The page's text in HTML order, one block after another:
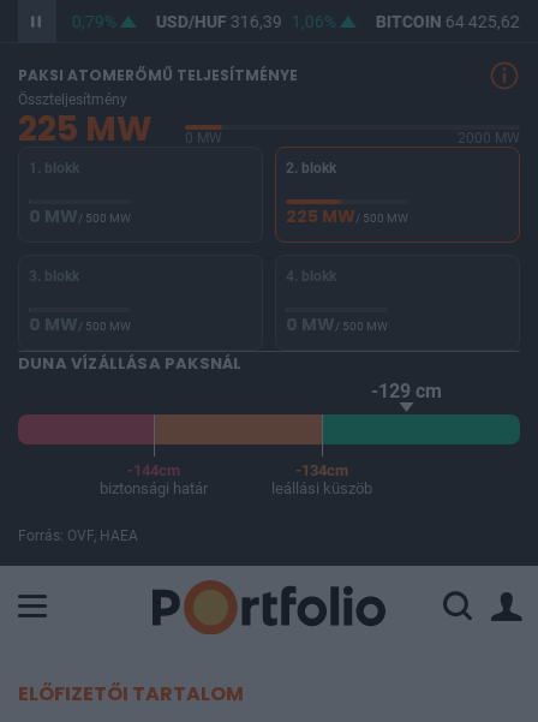
364,58 0,79% USD/HUF316,39 1,06% BITCOIN64 425,62
PAKSI ATOMERŐMŰ TELJESÍTMÉNYE
Összteljesítmény
225 MW 0 MW
2000 MW
1. blokk
0 MW/ 500 MW
2. blokk
225 MW/ 500 MW
3. blokk
0 MW/ 500 MW
4. blokk
0 MW/ 500 MW
DUNA VÍZÁLLÁSA PAKSNÁL
-129 cm
-144cm
biztonsági határ
-134cm
leállási küszöb
Forrás: OVF, HAEA
ELŐFIZETŐI TARTALOM